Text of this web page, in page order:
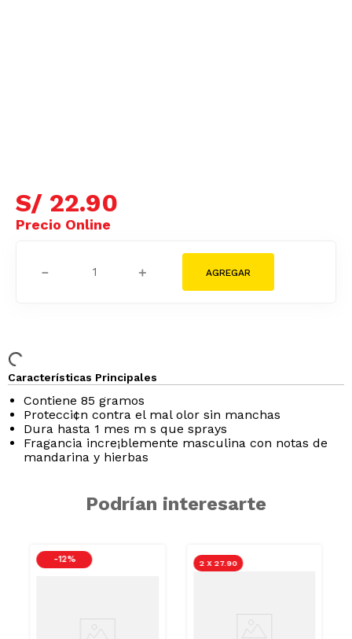
S/ 22.90
＋
－
Características Principales
Contiene 85 gramos
Protecci¢n contra el mal olor sin manchas
Dura hasta 1 mes m s que sprays
Fragancia incre¡blemente masculina con notas de
mandarina y hierbas
Podrían interesarte
-12 % 2 X 27.90